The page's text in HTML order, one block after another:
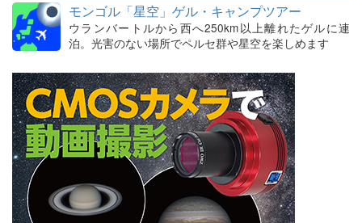
モンゴル「星空」ゲル・キャンプツアー
ウランバートルから西へ250km以上離れたゲルに連
泊。光害のない場所でペルセ群や星空を楽しめます